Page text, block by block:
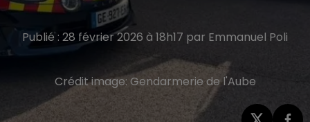
Publié : 28 février 2026 à 18h17 par Emmanuel Poli
Crédit image: Gendarmerie de l'Aube